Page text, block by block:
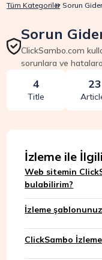
Tüm Kategoriler Sorun
Sorun
ClickSambo.com
sorunlara ve
4
Title
23
İzleme ile
Web sitemin
bulabilirim?
İzleme
ClickSambo